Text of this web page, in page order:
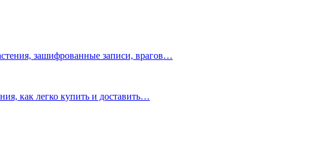
зашифрованные записи, врагов…
как легко купить и доставить…